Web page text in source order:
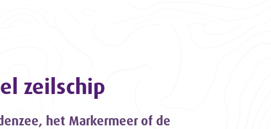
zeilschip
het Markermeer of de